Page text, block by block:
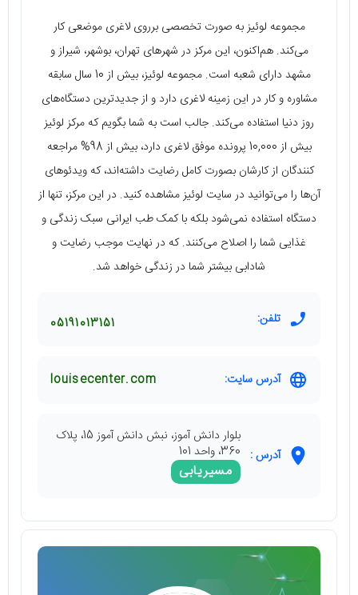
مجموعه لوئیز به صورت تخصصی برروی لاغری موضعی کار
می‌کند. هم‌اکنون، این مرکز در شهرهای تهران، بوشهر، شیراز و
مشهد دارای شعبه است. مجموعه لوئیز، بیش از 10 سال سابقه
مشاوره و کار در این زمینه لاغری دارد و از جدیدترین دستگاه‌های
روز دنیا استفاده می‌کند. جالب است به شما بگویم که مرکز لوئیز
بیش از 10,000 پرونده موفق لاغری دارد، بیش از 98% مراجعه
کنندگان از کارشان بصورت کامل رضایت داشته‌اند، که ویدئوهای
آن‌ها را می‌توانید در سایت لوئیز مشاهده کنید. در این مرکز، تنها از
دستگاه استفاده نمی‌شود بلکه با کمک طب ایرانی سبک زندگی و
غذایی شما را اصلاح می‌کنند. که در نهایت موجب رضایت و
شادابی بیشتر شما در زندگی خواهد شد.
تلفن: 05191013151
آدرس سایت: louisecenter.com
آدرس :
بلوار دانش آموز، نبش دانش آموز 15، پلاک
360، واحد 101
مسیریابی